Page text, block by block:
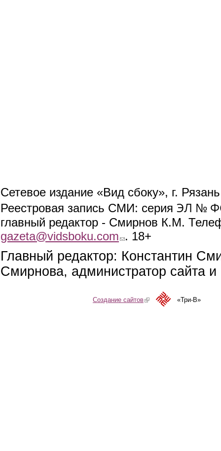
Сетевое издание «Вид сбоку», г.
Реестровая запись СМИ: серия ЭЛ №
главный редактор - Смирнов К.М.
gazeta@vidsboku.com (link sends e-mail)
. 18+
Главный редактор: Константин
Смирнова, администратор сайта
Создание сайтов(link is external)«Три-В»